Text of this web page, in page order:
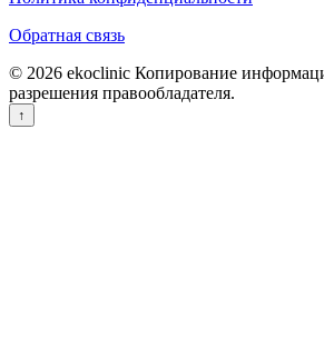
Обратная связь
© 2026 ekoclinic Копирование
разрешения правообладателя.